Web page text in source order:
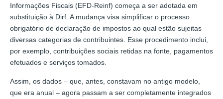
Informações Fiscais (EFD-Reinf) começa a ser adotada em
substituição à Dirf. A mudança visa simplificar o processo
obrigatório de declaração de impostos ao qual estão sujeitas
diversas categorias de contribuintes. Esse procedimento inclui,
por exemplo, contribuições sociais retidas na fonte, pagamentos
efetuados e serviços tomados.
Assim, os dados – que, antes, constavam no antigo modelo,
que era anual – agora passam a ser completamente integrados